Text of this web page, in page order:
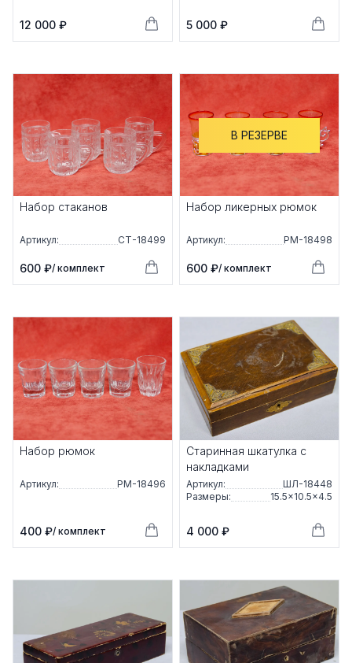
12 000 ₽ 5 000 ₽
Набор стаканов
Артикул: СТ-18499
600 ₽/ комплект
В РЕЗЕРВЕ
Набор ликерных рюмок
Артикул: РМ-18498
600 ₽/ комплект
Набор рюмок
Артикул: РМ-18496
400 ₽/ комплект
Старинная шкатулка с
накладками
Артикул:
ШЛ-18448
Размеры:
15.5×10.5×4.5
4 000 ₽